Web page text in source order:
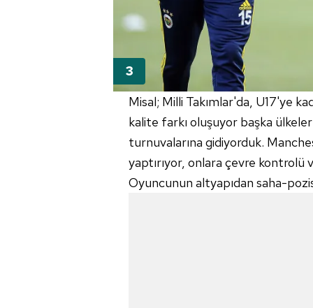
Misal; Milli Takımlar'da, U17'ye
kalite farkı oluşuyor başka
turnuvalarına gidiyorduk.
yaptırıyor, onlara çevre
Oyuncunun altyapıdan saha-